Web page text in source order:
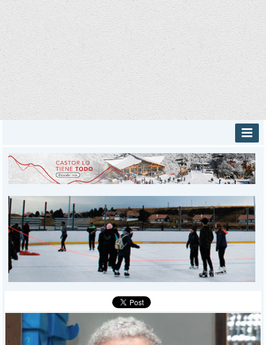
INICIO
PROVINCIALES
DEPORTES
POLICIALES
I-DIARIO
MÁS
BÚSQUEDA